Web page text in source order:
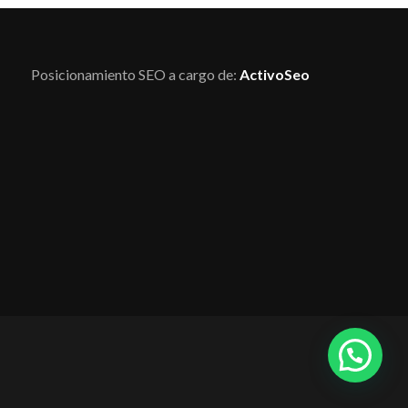
Posicionamiento SEO a cargo de: ActivoSeo